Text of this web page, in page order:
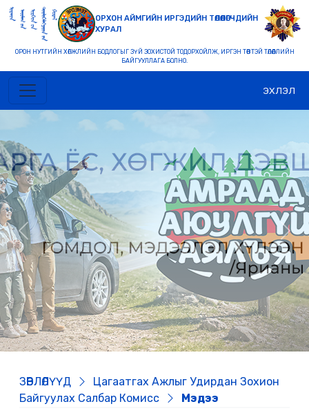
ОРХОН АЙМГИЙН ИРГЭДИЙН ТӨЛӨӨЛӨГЧДИЙН
ХУРАЛ
ОРОН НУТГИЙН ХӨГЖЛИЙН БОДЛОГЫГ ЗҮЙ ЗОХИСТОЙ ТОДОРХОЙЛЖ, ИРГЭН ТӨВТЭЙ ТӨЛӨӨЛЛИЙН
БАЙГУУЛЛАГА БОЛНО.
ЭХЛЭЛ
Previous Next
ЗӨВЛӨЛҮҮД
Цагаатгах Ажлыг Удирдан Зохион
Байгуулах Салбар Комисс
Мэдээ